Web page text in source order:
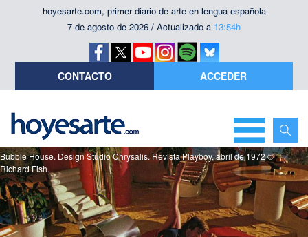
hoyesarte.com, primer diario de arte en lengua española
7 de agosto de 2026 / Actualizado a 13:54h
CONTACTO ACCEDER
Bubble House. Design Studio Chrysalis. Revista Playboy, abril de 1972 ©
Richard Fish.